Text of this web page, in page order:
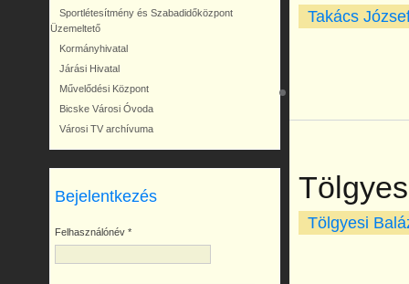
Sportlétesítmény és Szabadidőközpont
Üzemeltető
Kormányhivatal
Járási Hivatal
Művelődési Központ
Bicske Városi Óvoda
Városi TV archívuma
Bejelentkezés
Felhasználónév *
Takács
Tölgyesi